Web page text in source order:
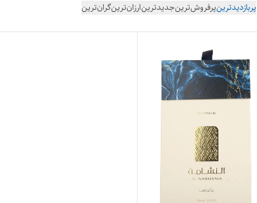
پربازدیدترینپرفروش‌ترینجدیدترینارزان‌ترینگران‌ترین